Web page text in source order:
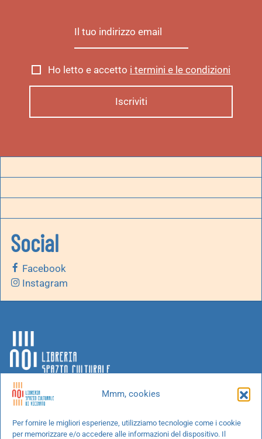
Mmm, cookies
Per fornire le migliori esperienze, utilizziamo tecnologie come i cookie
per memorizzare e/o accedere alle informazioni del dispositivo. Il
Ho letto e accetto i termini e le condizioni
Social
Facebook
Instagram
Chi siamo